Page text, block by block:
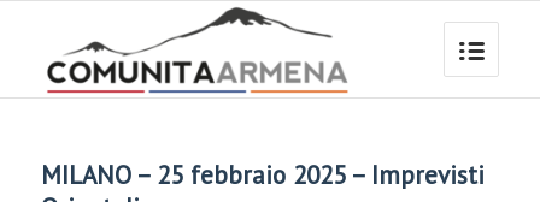
MILANO – 25 febbraio 2025 – Imprevisti